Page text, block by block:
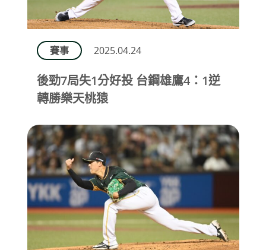
賽事 2025.04.24
後勁7局失1分好投 台鋼雄鷹4：1逆
轉勝樂天桃猿